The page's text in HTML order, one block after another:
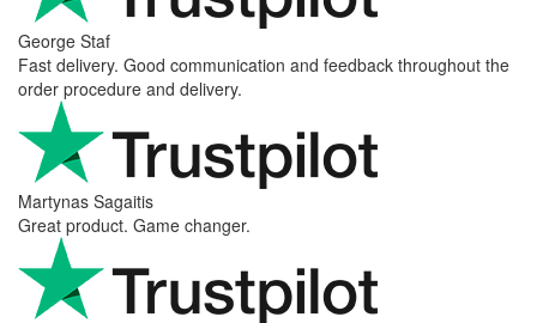
George Staf
Fast delivery. Good communication and feedback throughout the
order procedure and delivery.
Martynas Sagaitis
Great product. Game changer.